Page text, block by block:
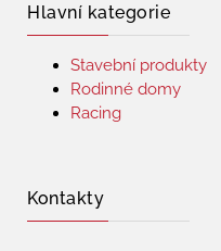
Hlavní kategorie
Stavební produkty
Rodinné domy
Racing
Kontakty